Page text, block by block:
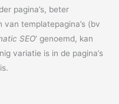
pagina’s, beter
templatepagina’s (bv
SEO‘ genoemd, kan
variatie is in de pagina’s